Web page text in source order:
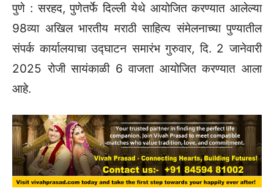
पुणे : सरहद, पुणेतर्फे दिल्ली येथे आयोजित करण्यात आलेल्या
98व्या अखिल भारतीय मराठी साहित्य संमेलनाच्या पुण्यातील
संपर्क कार्यालयाचा उद्घाटन समारंभ गुरुवार, दि. 2 जानेवारी
2025 रोजी सायंकाळी 6 वाजता आयोजित करण्यात आला
आहे.